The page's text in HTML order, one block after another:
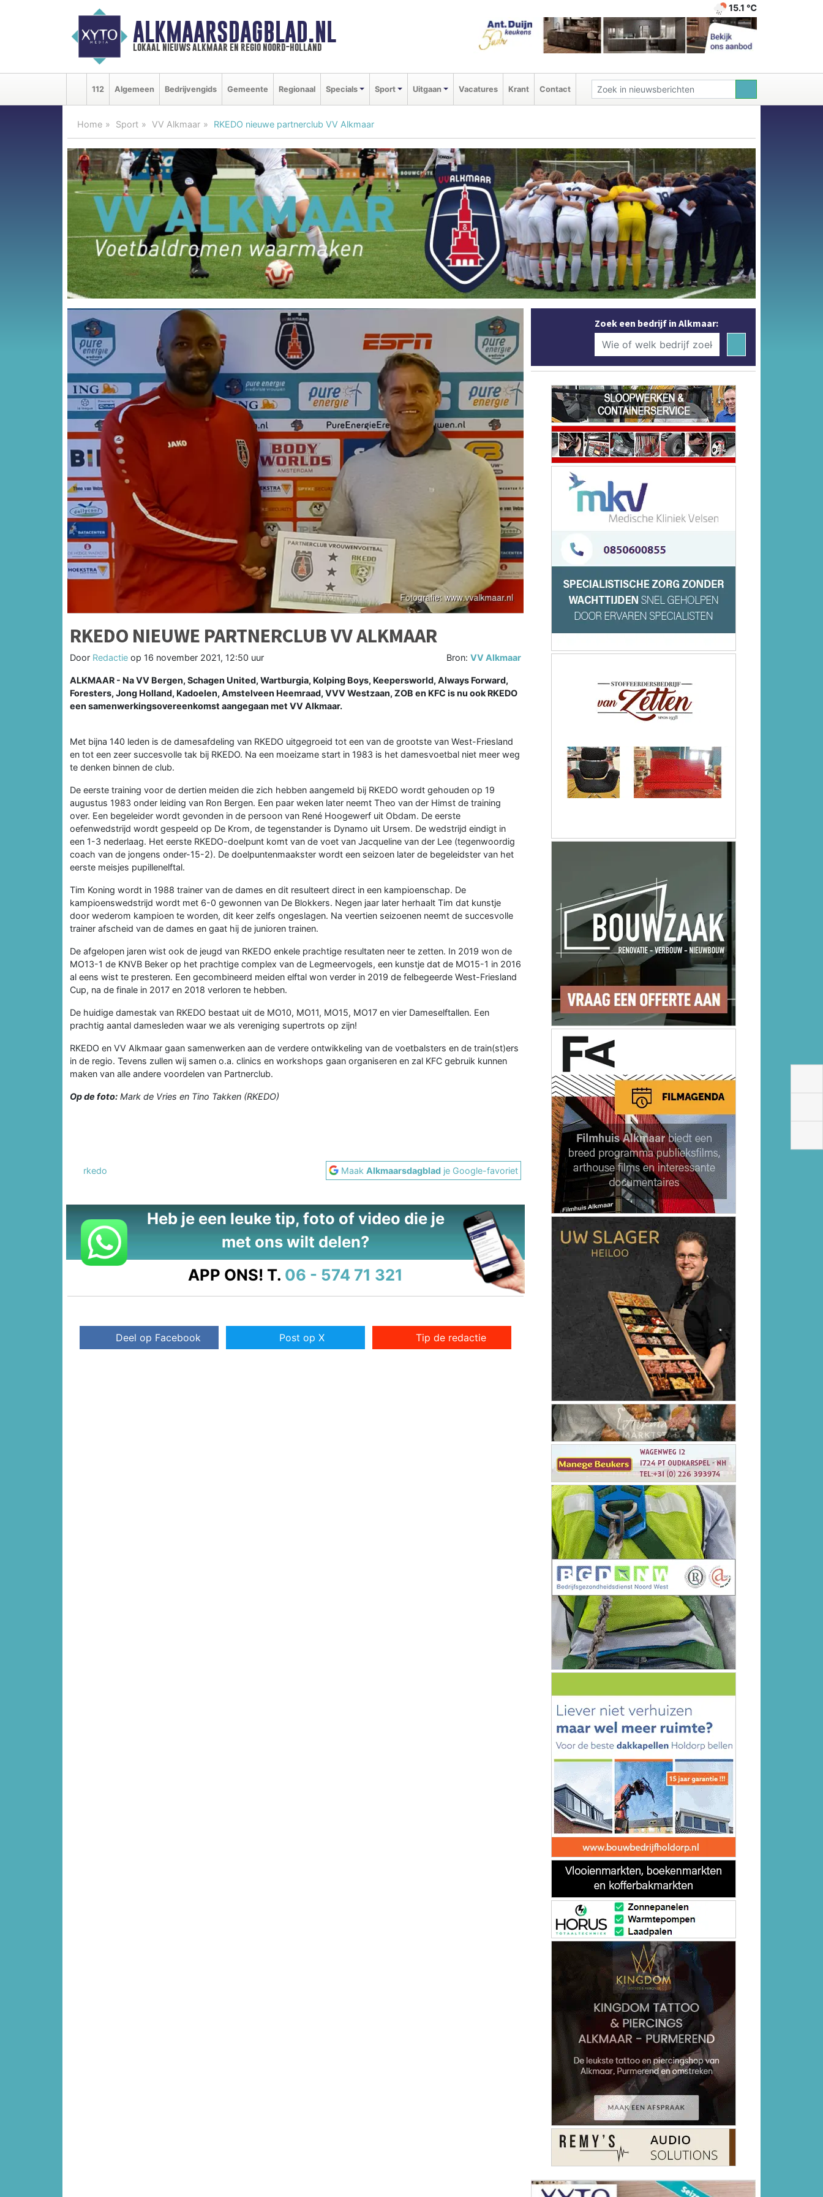
ALKMAARSDAGBLAD.NL
lokaal nieuws alkmaar en regio noord-holland
15.1 ℃
112 Algemeen Bedrijvengids Gemeente Regionaal Specials Sport Uitgaan Vacatures Krant Contact
Home Sport VV Alkmaar RKEDO nieuwe partnerclub VV Alkmaar
RKEDO NIEUWE PARTNERCLUB VV ALKMAAR
Door Redactie op 16 november 2021, 12:50 uur Bron:VV Alkmaar
ALKMAAR - Na VV Bergen, Schagen United, Wartburgia, Kolping Boys, Keepersworld, Always Forward,
Foresters, Jong Holland, Kadoelen, Amstelveen Heemraad, VVV Westzaan, ZOB en KFC is nu ook RKEDO
een samenwerkingsovereenkomst aangegaan met VV Alkmaar.
Met bijna 140 leden is de damesafdeling van RKEDO uitgegroeid tot een van de grootste van West-Friesland
en tot een zeer succesvolle tak bij RKEDO. Na een moeizame start in 1983 is het damesvoetbal niet meer weg
te denken binnen de club.
De eerste training voor de dertien meiden die zich hebben aangemeld bij RKEDO wordt gehouden op 19
augustus 1983 onder leiding van Ron Bergen. Een paar weken later neemt Theo van der Himst de training
over. Een begeleider wordt gevonden in de persoon van René Hoogewerf uit Obdam. De eerste
oefenwedstrijd wordt gespeeld op De Krom, de tegenstander is Dynamo uit Ursem. De wedstrijd eindigt in
een 1-3 nederlaag. Het eerste RKEDO-doelpunt komt van de voet van Jacqueline van der Lee (tegenwoordig
coach van de jongens onder-15-2). De doelpuntenmaakster wordt een seizoen later de begeleidster van het
eerste meisjes pupillenelftal.
Tim Koning wordt in 1988 trainer van de dames en dit resulteert direct in een kampioenschap. De
kampioenswedstrijd wordt met 6-0 gewonnen van De Blokkers. Negen jaar later herhaalt Tim dat kunstje
door wederom kampioen te worden, dit keer zelfs ongeslagen. Na veertien seizoenen neemt de succesvolle
trainer afscheid van de dames en gaat hij de junioren trainen.
De afgelopen jaren wist ook de jeugd van RKEDO enkele prachtige resultaten neer te zetten. In 2019 won de
MO13-1 de KNVB Beker op het prachtige complex van de Legmeervogels, een kunstje dat de MO15-1 in 2016
al eens wist te presteren. Een gecombineerd meiden elftal won verder in 2019 de felbegeerde West-Friesland
Cup, na de finale in 2017 en 2018 verloren te hebben.
De huidige damestak van RKEDO bestaat uit de MO10, MO11, MO15, MO17 en vier Dameselftallen. Een
prachtig aantal damesleden waar we als vereniging supertrots op zijn!
RKEDO en VV Alkmaar gaan samenwerken aan de verdere ontwikkeling van de voetbalsters en de train(st)ers
in de regio. Tevens zullen wij samen o.a. clinics en workshops gaan organiseren en zal KFC gebruik kunnen
maken van alle andere voordelen van Partnerclub.
Op de foto: Mark de Vries en Tino Takken (RKEDO)
rkedo MaakAlkmaarsdagblad je Google-favoriet
Heb je een leuke tip, foto of video die je
met ons wilt delen?
APP ONS! T. 06 - 574 71 321
Deel op Facebook Post op X Tip de redactie
Zoek een bedrijf in Alkmaar: